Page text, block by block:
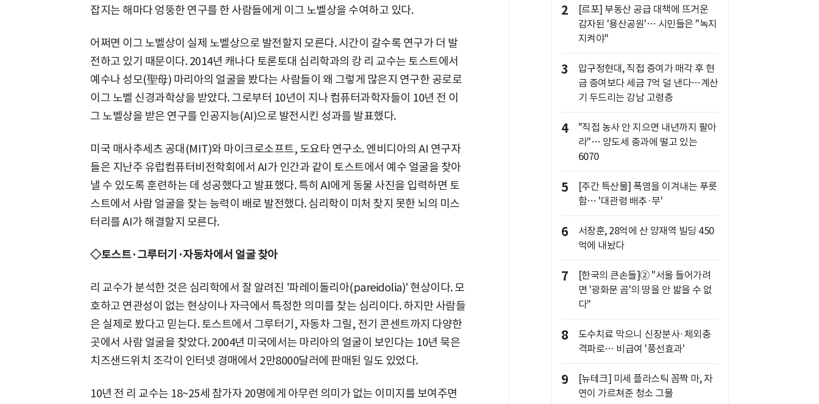
잡지는 해마다 엉뚱한 연구를 한 사람들에게 이그 노벨상을 수여하고 있다.
어쩌면 이그 노벨상이 실제 노벨상으로 발전할지 모른다. 시간이 갈수록 연구가 더 발
전하고 있기 때문이다. 2014년 캐나다 토론토대 심리학과의 캉 리 교수는 토스트에서
예수나 성모(聖母) 마리아의 얼굴을 봤다는 사람들이 왜 그렇게 많은지 연구한 공로로
이그 노벨 신경과학상을 받았다. 그로부터 10년이 지나 컴퓨터과학자들이 10년 전 이
그 노벨상을 받은 연구를 인공지능(AI)으로 발전시킨 성과를 발표했다.
미국 매사추세츠 공대(MIT)와 마이크로소프트, 도요타 연구소. 엔비디아의 AI 연구자
들은 지난주 유럽컴퓨터비전학회에서 AI가 인간과 같이 토스트에서 예수 얼굴을 찾아
낼 수 있도록 훈련하는 데 성공했다고 발표했다. 특히 AI에게 동물 사진을 입력하면 토
스트에서 사람 얼굴을 찾는 능력이 배로 발전했다. 심리학이 미처 찾지 못한 뇌의 미스
터리를 AI가 해결할지 모른다.
◇토스트·그루터기·자동차에서 얼굴 찾아
리 교수가 분석한 것은 심리학에서 잘 알려진 '파레이돌리아(pareidolia)' 현상이다. 모
호하고 연관성이 없는 현상이나 자극에서 특정한 의미를 찾는 심리이다. 하지만 사람들
은 실제로 봤다고 믿는다. 토스트에서 그루터기, 자동차 그릴, 전기 콘센트까지 다양한
곳에서 사람 얼굴을 찾았다. 2004년 미국에서는 마리아의 얼굴이 보인다는 10년 묵은
치즈샌드위치 조각이 인터넷 경매에서 2만8000달러에 판매된 일도 있었다.
10년 전 리 교수는 18~25세 참가자 20명에게 아무런 의미가 없는 이미지를 보여주면
2
[르포] 부동산 공급 대책에 뜨거운
감자된 '용산공원'… 시민들은 "녹지
지켜야"
3
압구정현대, 직접 증여가 매각 후 현
금 증여보다 세금 7억 덜 낸다…계산
기 두드리는 강남 고령층
4
"직접 농사 안 지으면 내년까지 팔아
라"… 양도세 중과에 떨고 있는
6070
5
[주간 특산물] 폭염을 이겨내는 푸릇
함… '대관령 배추·무'
6
서장훈, 28억에 산 양재역 빌딩 450
억에 내놨다
7
[한국의 큰손들]② "서울 들어가려
면 '광화문 곰'의 땅을 안 밟을 수 없
다"
8
도수치료 막으니 신장분사·체외충
격파로… 비급여 '풍선효과'
9
[뉴테크] 미세 플라스틱 꼼짝 마, 자
연이 가르쳐준 청소 그물